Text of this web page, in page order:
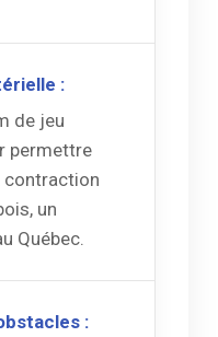
:
de jeu
permettre
contraction
un
Québec.
: